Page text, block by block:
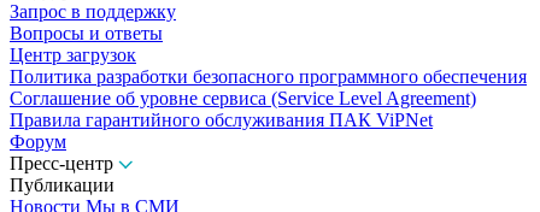
Запрос в поддержку
Вопросы и ответы
Центр загрузок
Политика разработки безопасного программного обеспечения
Соглашение об уровне сервиса (Service Level Agreement)
Правила гарантийного обслуживания ПАК ViPNet
Форум
Пресс-центр
Публикации
Новости Мы в СМИ